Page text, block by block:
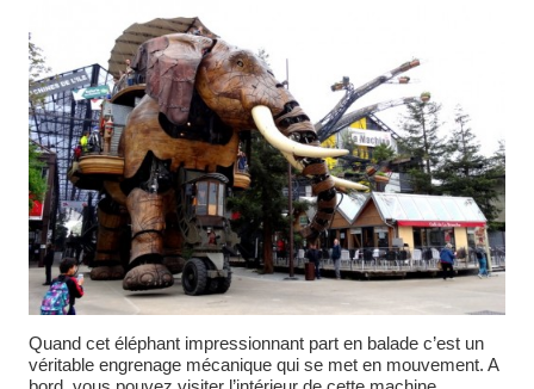
Quand cet éléphant impressionnant part en balade c’est un
véritable engrenage mécanique qui se met en mouvement. A